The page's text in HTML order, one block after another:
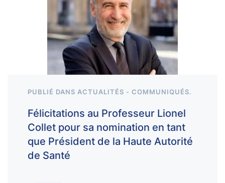
PUBLIÉ DANS ACTUALITÉS - COMMUNIQUÉS.
Félicitations au Professeur Lionel
Collet pour sa nomination en tant
que Président de la Haute Autorité
de Santé